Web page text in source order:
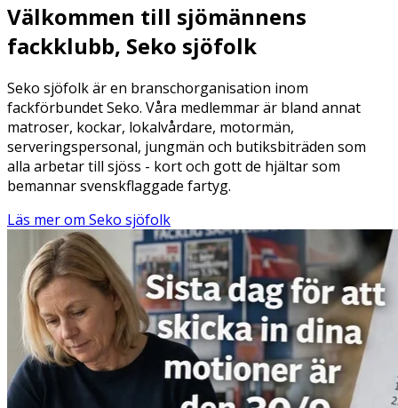
Välkommen till sjömännens
fackklubb, Seko sjöfolk
Seko sjöfolk är en branschorganisation inom
fackförbundet Seko. Våra medlemmar är bland annat
matroser, kockar, lokalvårdare, motormän,
serveringspersonal, jungmän och butiksbiträden som
alla arbetar till sjöss - kort och gott de hjältar som
bemannar svenskflaggade fartyg.
Läs mer om Seko sjöfolk